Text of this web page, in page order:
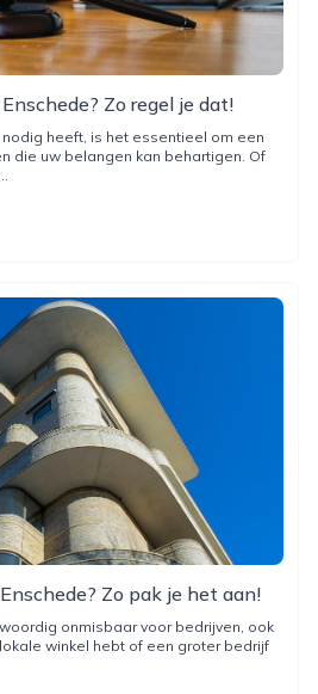
Zo regel je dat!
heeft, is het essentieel om een
die uw belangen kan behartigen. Of
Zo pak je het aan!
onmisbaar voor bedrijven, ook
winkel hebt of een groter bedrijf